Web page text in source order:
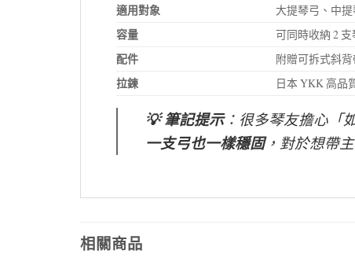
適用對象 大提琴弓、中提
容量 可同時收納 2 支
配件 附贈可拆式斜背
拉鍊 日本 YKK 高品
💡 筆記提示：很多琴友擔心「
一支弓也一樣穩固，對於想帶
相關商品